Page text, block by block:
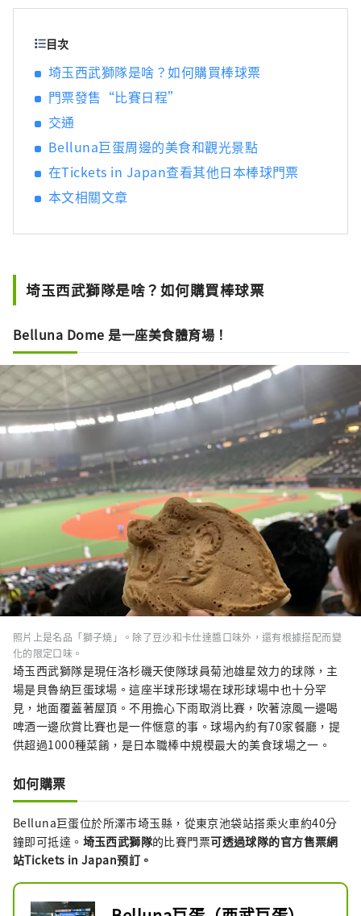
目次
埼玉西武獅隊是啥？如何購買棒球票
門票發售“比賽日程”
交通
Belluna巨蛋周邊的美食和觀光景點
在Tickets in Japan查看其他日本棒球門票
本文相關文章
埼玉西武獅隊是啥？如何購買棒球票
Belluna Dome 是一座美食體育場！
照片上是名品「獅子燒」。除了豆沙和卡仕達醬口味外，還有根據搭配而變
化的限定口味。
埼玉西武獅隊是現任洛杉磯天使隊球員菊池雄星效力的球隊，主
場是貝魯納巨蛋球場。這座半球形球場在球形球場中也十分罕
見，地面覆蓋著屋頂。不用擔心下雨取消比賽，吹著涼風一邊喝
啤酒一邊欣賞比賽也是一件愜意的事。球場內約有70家餐廳，提
供超過1000種菜餚，是日本職棒中規模最大的美食球場之一。
如何購票
Belluna巨蛋位於所澤市埼玉縣，從東京池袋站搭乘火車約40分
鐘即可抵達。 埼玉西武獅隊的比賽門票可透過球隊的官方售票網
站Tickets in Japan預訂。